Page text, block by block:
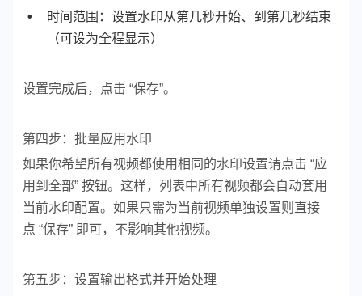
时间范围：设置水印从第几秒开始、到第几秒结束
（可设为全程显示）
设置完成后，点击 “保存”。
第四步：批量应用水印
如果你希望所有视频都使用相同的水印设置请点击 “应
用到全部” 按钮。这样，列表中所有视频都会自动套用
当前水印配置。 如果只需为当前视频单独设置则 直接
点 “保存” 即可，不影响其他视频。
第五步：设置输出格式并开始处理